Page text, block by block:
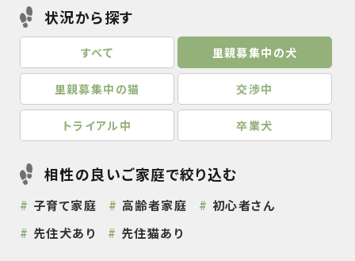
状況から探す
里親募集中の犬
すべて
里親募集中の猫 交渉中
トライアル中 卒業犬
相性の良いご家庭で絞り込む
子育て家庭 高齢者家庭
初心者さん
先住犬あり
先住猫あり